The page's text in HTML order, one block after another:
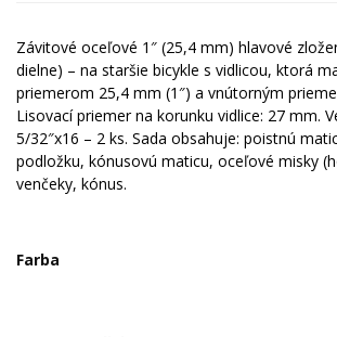
Závitové oceľové 1″ (25,4 mm) hlavové
dielne) – na staršie bicykle s vidlicou, ktorá
priemerom 25,4 mm (1″) a vnútorným
Lisovací priemer na korunku vidlice: 27 mm.
5/32″x16 – 2 ks. Sada obsahuje: poistnú
podložku, kónusovú maticu, oceľové misky
venčeky, kónus.
Farba